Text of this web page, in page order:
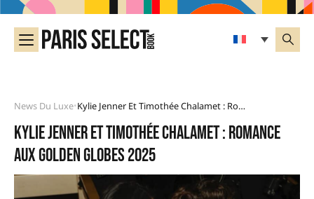
News Du Luxe• Kylie Jenner Et Timothée Chalamet : Romance Aux Golden Globes 2025
Kylie Jenner et Timothée Chalamet : romance
aux Golden Globes 2025